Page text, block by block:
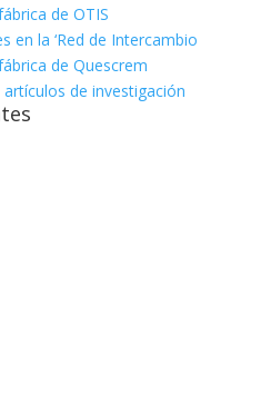
de OTIS
en la ‘Red de Intercambio
de Quescrem
de investigación